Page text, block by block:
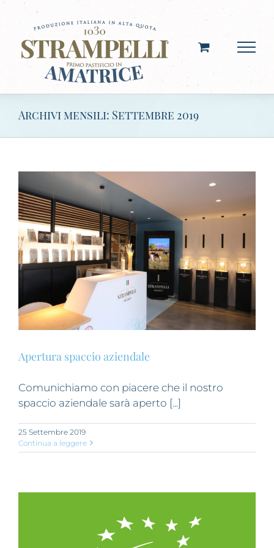
Salta
contenuto
Archivi mensili: Settembre 2019
Apertura spaccio aziendale
Comunichiamo con piacere che il nostro
spaccio aziendale sarà aperto [...]
25 Settembre 2019
Continua a leggere